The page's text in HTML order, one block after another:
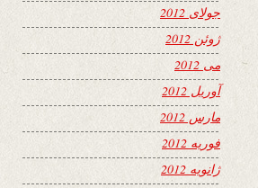
جولای 2012
ژوئن 2012
می 2012
آوریل 2012
مارس 2012
فوریه 2012
ژانویه 2012